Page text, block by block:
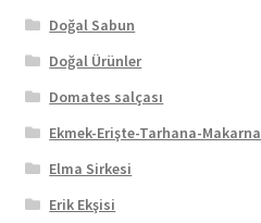
Doğal Sabun
Doğal Ürünler
Domates salçası
Ekmek-Erişte-Tarhana-Makarna
Elma Sirkesi
Erik Ekşisi